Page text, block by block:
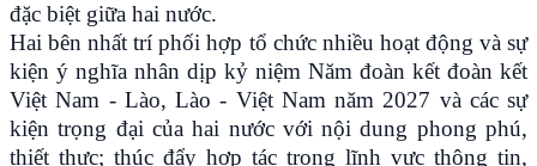
đặc biệt giữa hai nước.
Hai bên nhất trí phối hợp tổ chức nhiều hoạt động và sự
kiện ý nghĩa nhân dịp kỷ niệm Năm đoàn kết đoàn kết
Việt Nam - Lào, Lào - Việt Nam năm 2027 và các sự
kiện trọng đại của hai nước với nội dung phong phú,
thiết thực; thúc đẩy hợp tác trong lĩnh vực thông tin,